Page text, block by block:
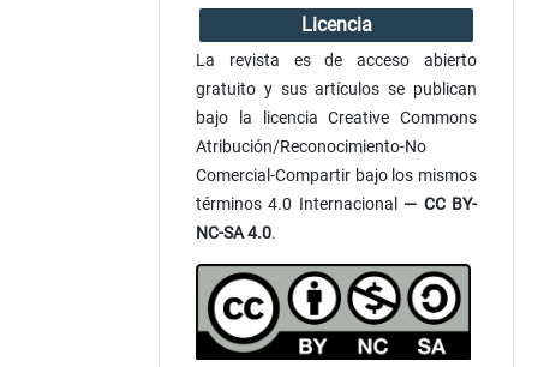
Licencia
La revista es de acceso abierto
gratuito y sus artículos se publican
bajo la licencia Creative Commons
Atribución/Reconocimiento-No
Comercial-Compartir bajo los mismos
términos 4.0 Internacional — CC BY-
NC-SA 4.0.